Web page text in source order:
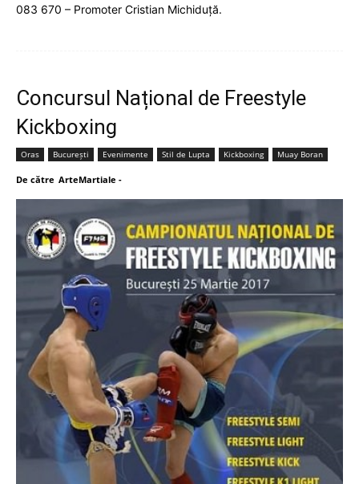
083 670 – Promoter Cristian Michiduță.
Concursul Național de Freestyle
Kickboxing
Oras București Evenimente Stil de Lupta Kickboxing Muay Boran
De către ArteMartiale -